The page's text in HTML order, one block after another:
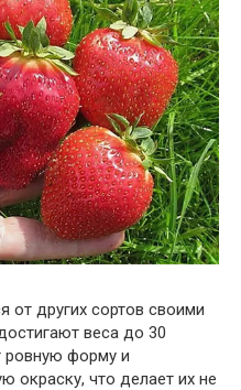
от других сортов своими
веса до 30
ровную форму и
окраску, что делает их не